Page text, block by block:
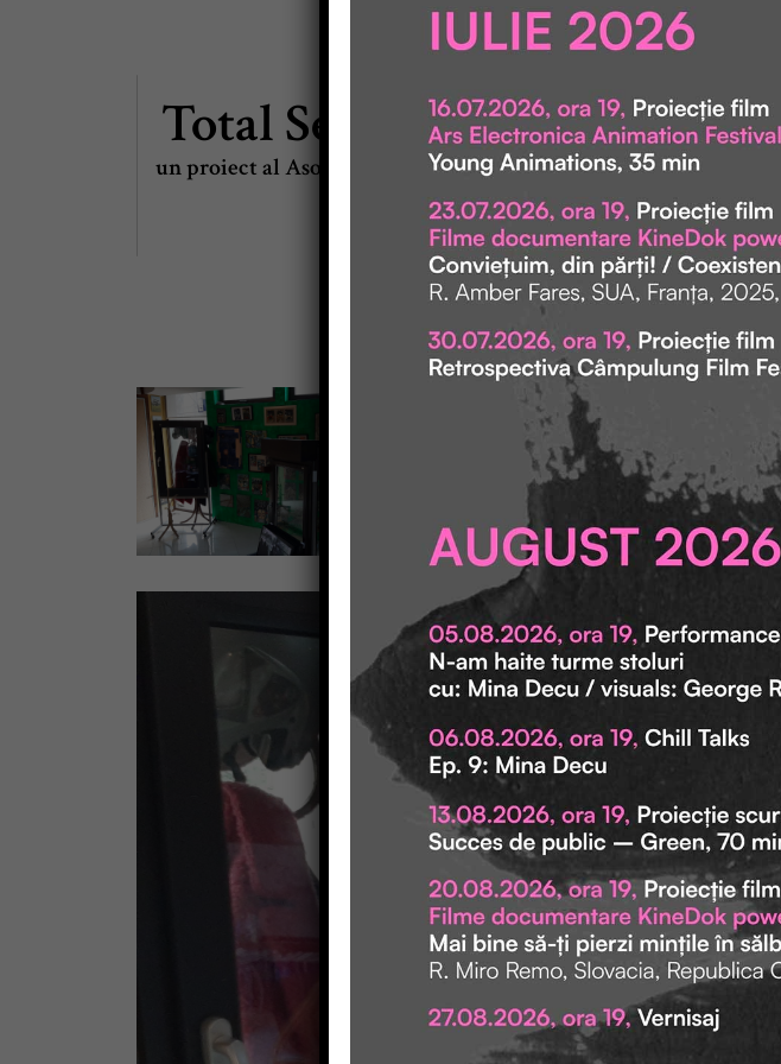
Total Service TAS - Peretii
un proiect al Asociației „Un Concept Luna”